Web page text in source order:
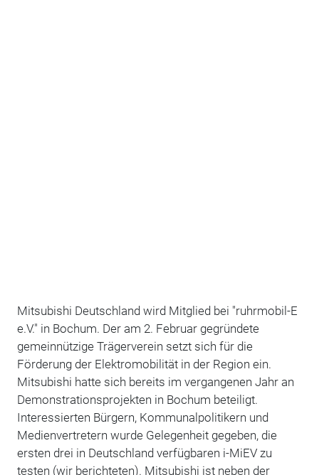
Mitsubishi Deutschland wird Mitglied bei "ruhrmobil-E
e.V." in Bochum. Der am 2. Februar gegründete
gemeinnützige Trägerverein setzt sich für die
Förderung der Elektromobilität in der Region ein.
Mitsubishi hatte sich bereits im vergangenen Jahr an
Demonstrationsprojekten in Bochum beteiligt.
Interessierten Bürgern, Kommunalpolitikern und
Medienvertretern wurde Gelegenheit gegeben, die
ersten drei in Deutschland verfügbaren i-MiEV zu
testen (wir berichteten). Mitsubishi ist neben der